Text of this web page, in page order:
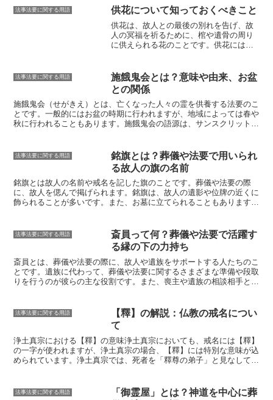
法事法要に関する用語 供花について知っておくべきこと
供花は、故人との最後の別れを告げ、故
人の冥福を祈るために、棺や遺骨の周り
に供えられる花のことです。供花には、
ます。また、供花には、故人の死を悼む
気持ちや、故人の冥福を祈る気持ちを込
めることで、故人との最後の別れを告げ
る意味があります。供花には、主に「一
般供花」と「特供花」の2種類がありま
す。一般供花は、葬儀に参列した人が献
せる花など、さまざまな花が用いられま
す。また、一般供花は、故人の死を悼む
気持ちや、故人の冥福を祈る気持ちを込
めることで、故人との最後の別れを告げ
る意味があります。特供花は、喪主や遺
族が故人に供える供花のことです。特供
福を祈る気持ちをより強く込めることが
できます。特供花は、主に棺や遺骨の周
りに供えられます。
法事法要に関する用語
施餓鬼会とは？意味や由来、お盆
との関係
施餓鬼会（せがきえ）とは、亡くなった人々の霊を供養する法要のこ
とです。一般的にはお盆の時期に行われますが、地域によっては春や
秋に行われることもあります。施餓鬼会の語源は、サンスクリット語
で広まりました。江戸時代には庶民にも広がり、現在では日本各地で
行われています。
法事法要に関する用語
銘旗とは？葬儀や法要で用いられ
る故人の旗の名前
銘旗とは故人の名前や戒名を記した旗のことです。葬儀や法要の際
に、故人を偲んで掲げられます。銘旗は、故人の遺影や位牌の近くに
飾られることが多いです。また、お墓に立てられることもあります。
は、故人を偲ぶ大切なものです。葬儀や法要の際に、故人を偲んで掲
げましょう。
法事法要に関する用語
斎員って何？葬儀や法要で活躍す
る縁の下の力持ち
斎員とは、葬儀や法要の際に、故人や遺族をサポートする人たちのこ
とです。遺族に代わって、葬儀や法要に関するさまざまな準備や段取
りを行うのが彼らの主な役割です。
また、喪主や遺族の相談相手とし
葬儀や法要の進行管理も行います。斎員は、遺族の気持ちに寄り添
い、細やかな気遣いを持って仕事を行う必要があります。
法事法要に関する用語
【釋】の解説：仏教の戒名につい
て
浄土真宗における【釋】の意味浄土真宗においても、戒名には【釋】
の一字が使われますが、浄土真宗の場合、【釋】には特別な意味が込
められています。浄土真宗では、死者を「釋尊の弟子」と見なしてお
教えに従って生き、浄土に生まれ変わったことを意味しているので
法事法要に関する用語
「御霊屋」とは？神道を中心に葬